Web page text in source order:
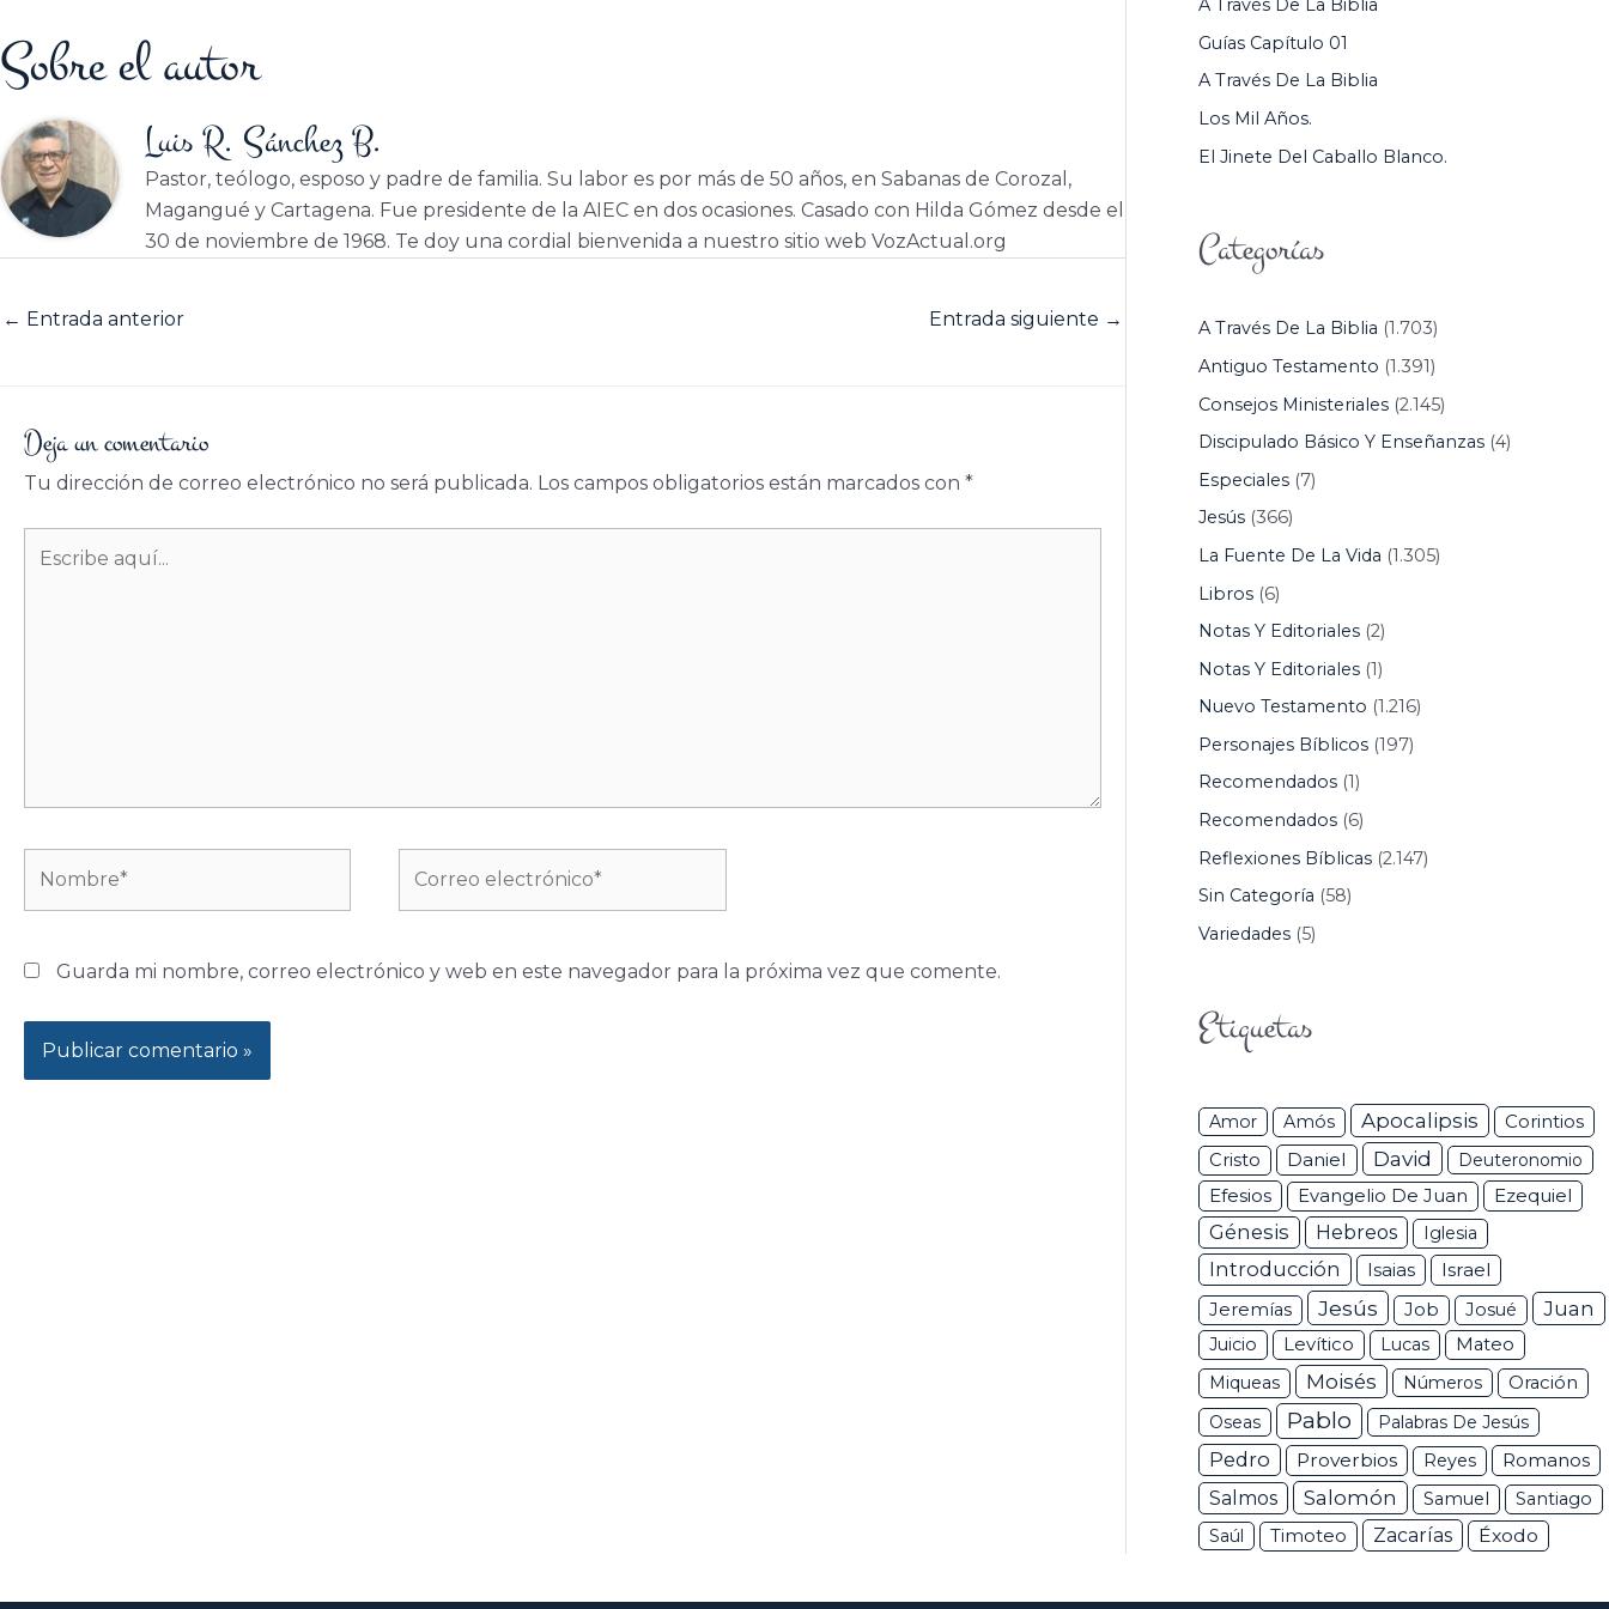
Sobre el autor
Luis R. Sánchez B.
Pastor, teólogo, esposo y padre de familia. Su labor es por más de 50 años, en Sabanas de Corozal,
Magangué y Cartagena. Fue presidente de la AIEC en dos ocasiones. Casado con Hilda Gómez desde el
30 de noviembre de 1968. Te doy una cordial bienvenida a nuestro sitio web VozActual.org
← Entrada anterior Entrada siguiente →
Deja un comentario
Tu dirección de correo electrónico no será publicada. Los campos obligatorios están marcados con *
aquí...
electrónico*
Guarda mi nombre, correo electrónico y web en este navegador para la próxima vez que comente.
R
:
A Través De La Biblia
Guías Capítulo 01
A Través De La Biblia
Los Mil Años.
El Jinete Del Caballo Blanco.
Categorías
A Través De La Biblia (1.703)
Antiguo Testamento (1.391)
Consejos Ministeriales(2.145)
Discipulado Básico Y Enseñanzas(4)
Especiales(7)
Jesús(366)
La Fuente De La Vida (1.305)
Libros(6)
Notas Y Editoriales(2)
Notas Y Editoriales(1)
Nuevo Testamento (1.216)
Personajes Bíblicos(197)
Recomendados(1)
Recomendados(6)
Reflexiones Bíblicas(2.147)
Sin Categoría (58)
Variedades(5)
Etiquetas
Amor Amós Apocalipsis Corintios
Cristo Daniel David Deuteronomio
Efesios Evangelio De Juan Ezequiel
Génesis Hebreos Iglesia
Introducción Isaias Israel
Jeremías Jesús Job Josué Juan
Juicio Levítico Lucas
Mateo
Miqueas
Moisés Números
Oración
Oseas
Pablo Palabras De Jesús
Pedro Proverbios Reyes
Romanos
Salmos
Salomón Samuel
Santiago
Saúl
Timoteo Zacarías Éxodo